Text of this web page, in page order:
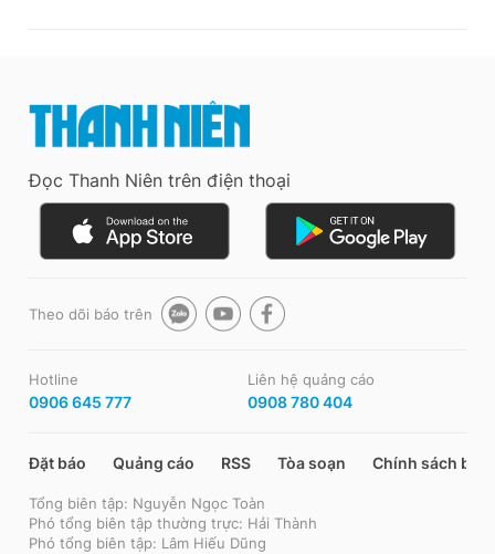
Đọc Thanh Niên trên điện thoại
Theo dõi báo trên
Hotline
0906 645 777
Liên hệ quảng cáo
0908 780 404
Đặt báo Quảng cáo RSS Tòa soạn Chính sách bảo
Tổng biên tập: Nguyễn Ngọc Toàn
Phó tổng biên tập thường trực: Hải Thành
Phó tổng biên tập: Lâm Hiếu Dũng